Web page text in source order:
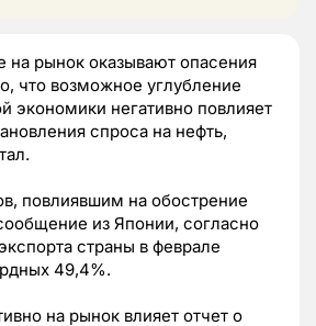
на рынок оказывают опасения
что возможное углубление
экономики негативно повлияет
спроса на нефть,
повлиявшим на обострение
из Японии, согласно
страны в феврале
49,4%.
на рынок влияет отчет о